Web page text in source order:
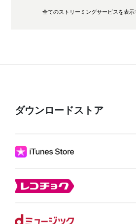
全てのストリーミングサービスを表示
ダウンロードストア